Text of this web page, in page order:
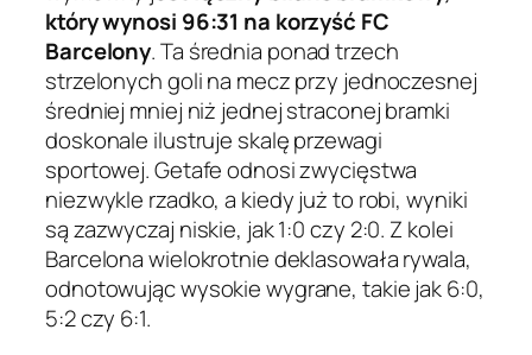
który wynosi 96:31 na korzyść FC
Barcelony. Ta średnia ponad trzech
strzelonych goli na mecz przy jednoczesnej
średniej mniej niż jednej straconej bramki
doskonale ilustruje skalę przewagi
sportowej. Getafe odnosi zwycięstwa
niezwykle rzadko, a kiedy już to robi, wyniki
są zazwyczaj niskie, jak 1:0 czy 2:0. Z kolei
Barcelona wielokrotnie deklasowała rywala,
odnotowując wysokie wygrane, takie jak 6:0,
5:2 czy 6:1.